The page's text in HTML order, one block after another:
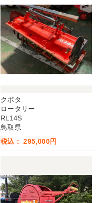
クボタ
ロータリー
RL14S
鳥取県
税込： 295,000円